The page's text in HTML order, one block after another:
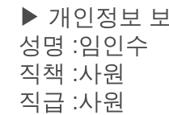
▶ 개인정보
성명 :임인수
직책 :사원
직급 :사원